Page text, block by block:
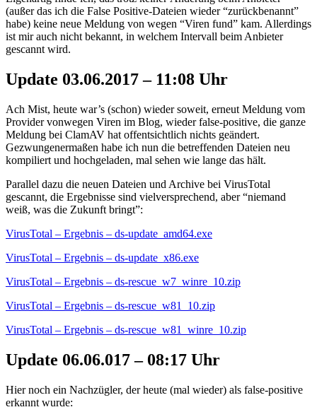
(außer das ich die False Positive-Dateien wieder “zurückbenannt”
habe) keine neue Meldung von wegen “Viren fund” kam. Allerdings
ist mir auch nicht bekannt, in welchem Intervall beim Anbieter
gescannt wird.
Update 03.06.2017 – 11:08 Uhr
Ach Mist, heute war’s (schon) wieder soweit, erneut Meldung vom
Provider vonwegen Viren im Blog, wieder false-positive, die ganze
Meldung bei ClamAV hat offentsichtlich nichts geändert.
Gezwungenermaßen habe ich nun die betreffenden Dateien neu
kompiliert und hochgeladen, mal sehen wie lange das hält.
Parallel dazu die neuen Dateien und Archive bei VirusTotal
gescannt, die Ergebnisse sind vielversprechend, aber “niemand
weiß, was die Zukunft bringt”:
VirusTotal – Ergebnis – ds-update_amd64.exe
VirusTotal – Ergebnis – ds-update_x86.exe
VirusTotal – Ergebnis – ds-rescue_w7_winre_10.zip
VirusTotal – Ergebnis – ds-rescue_w81_10.zip
VirusTotal – Ergebnis – ds-rescue_w81_winre_10.zip
Update 06.06.017 – 08:17 Uhr
Hier noch ein Nachzügler, der heute (mal wieder) als false-positive
erkannt wurde: